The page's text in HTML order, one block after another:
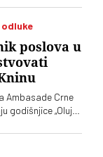
za „Vreme“
Ružić za
da tendencije
mazohizma
i u samom vrhu
poslova u
Ambasade Crne
„Oluje“
zločina